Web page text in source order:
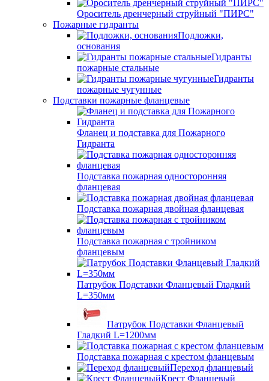
Ороситель дренчерный струйный "ПИРС"
Пожарные гидранты
Подложки,
основания
Гидранты
пожарные стальные
Гидранты
пожарные чугунные
Подставки пожарные фланцевые
Фланец и подставка для Пожарного
Гидранта
Подставка пожарная односторонняя
фланцевая
Подставка пожарная двойная фланцевая
Подставка пожарная с тройником
фланцевым
Патрубок Подставки Фланцевый Гладкий
L=350мм
Патрубок Подставки Фланцевый
Гладкий L=1200мм
Подставка пожарная с крестом фланцевым
Переход фланцевый
Крест Фланцевый